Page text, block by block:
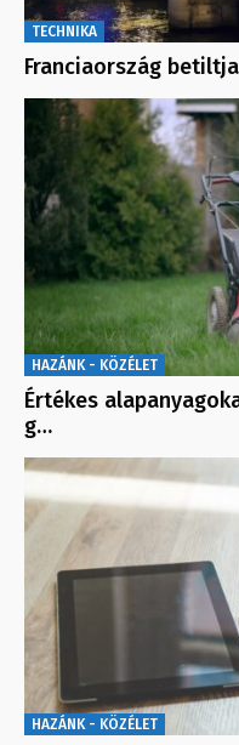
TECHNIKA
Franciaország
HAZÁNK - KÖZÉLET
Értékes
g…
HAZÁNK - KÖZÉLET